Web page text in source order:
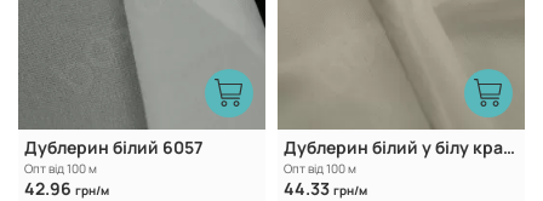
Дублерин білий 6057
Опт від 100 м
42.96 грн/м
Дублерин білий у білу крапку 30T
Опт від 100 м
44.33 грн/м